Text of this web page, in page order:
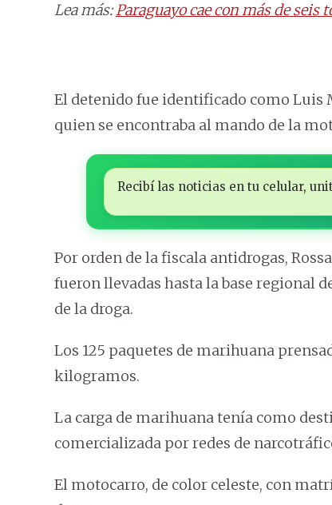
Lea más:Paraguayo cae con más de seis
El detenido fue identificado como Luis
quien se encontraba al mando de la
Recibí las noticias en tu celular,
Por orden de la fiscala antidrogas,
fueron llevadas hasta la base regional
de la droga.
Los 125 paquetes de marihuana
kilogramos.
La carga de marihuana tenía como
comercializada por redes de
El motocarro, de color celeste, con